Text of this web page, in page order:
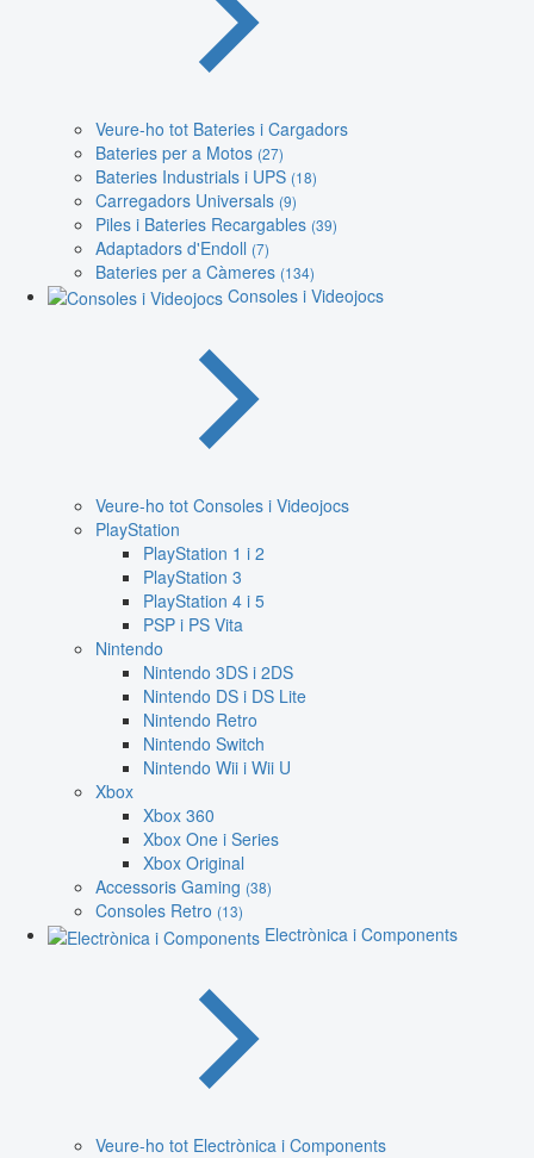
Veure-ho tot Bateries i Cargadors
Bateries per a Motos (27)
Bateries Industrials i UPS (18)
Carregadors Universals (9)
Piles i Bateries Recargables (39)
Adaptadors d'Endoll (7)
Bateries per a Càmeres (134)
Consoles i Videojocs
Veure-ho tot Consoles i Videojocs
PlayStation
PlayStation 1 i 2
PlayStation 3
PlayStation 4 i 5
PSP i PS Vita
Nintendo
Nintendo 3DS i 2DS
Nintendo DS i DS Lite
Nintendo Retro
Nintendo Switch
Nintendo Wii i Wii U
Xbox
Xbox 360
Xbox One i Series
Xbox Original
Accessoris Gaming (38)
Consoles Retro (13)
Electrònica i Components
Veure-ho tot Electrònica i Components